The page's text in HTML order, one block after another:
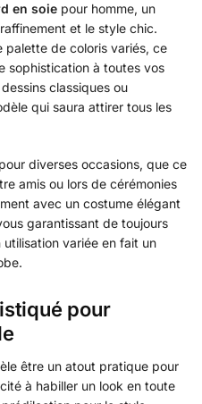
en soie pour homme, un
et le style chic.
palette de coloris variés, ce
sophistication à toutes vos
classiques ou
qui saura attirer tous les
diverses occasions, que ce
amis ou lors de cérémonies
avec un costume élégant
garantissant de toujours
variée en fait un
pour
être un atout pratique pour
à habiller un look en toute